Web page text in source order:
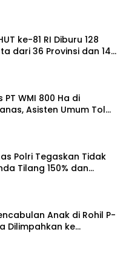
dan Kampar
ke-81 RI Diburu 128
dari 36 Provinsi dan 14
PT WMI 800 Ha di
Asisten Umum Tolak
Tantang Presiden
Polri Tegaskan Tidak
Tilang 150% dan
Anak di Rohil P-
Dilimpahkan ke